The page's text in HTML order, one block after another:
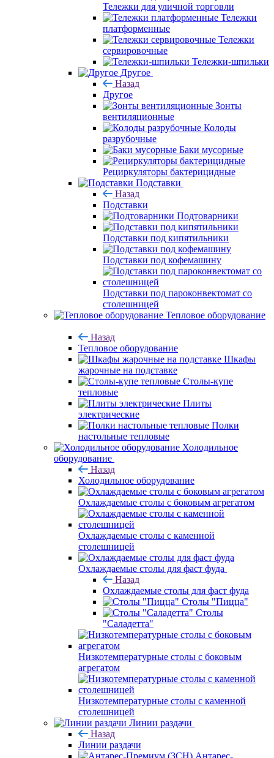
Тележки для уличной торговли
Тележки
платформенные
Тележки
сервировочные
Тележки-шпильки
Другое
Назад
Другое
Зонты
вентиляционные
Колоды
разрубочные
Баки мусорные
Рециркуляторы бактерицидные
Подставки
Назад
Подставки
Подтоварники
Подставки под кипятильники
Подставки под кофемашину
Подставки под пароконвектомат со
столешницей
Тепловое оборудование
Назад
Тепловое оборудование
Шкафы
жарочные на подставке
Столы-купе
тепловые
Плиты
электрические
Полки
настольные тепловые
Холодильное
оборудование
Назад
Холодильное оборудование
Охлаждаемые столы с боковым агрегатом
Охлаждаемые столы с каменной
столешницей
Охлаждаемые столы для фаст фуда
Назад
Охлаждаемые столы для фаст фуда
Столы "Пицца"
Столы
"Саладетта"
Низкотемпературные столы с боковым
агрегатом
Низкотемпературные столы с каменной
столешницей
Линии раздачи
Назад
Линии раздачи
Антарес-